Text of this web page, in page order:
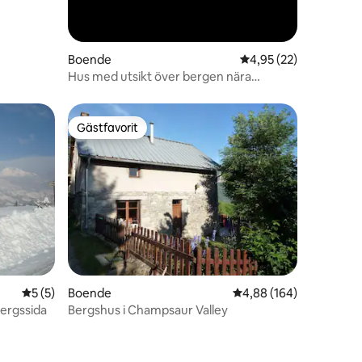
Boende 4,95 av 5 i
4,95 (22)
Hus med utsikt över bergen nära
5 av 5 i genomsnittligt betyg, 5 omdömen
5 (5)
Gästfavorit
Gästfavorit
Boende 4,88 av 5 i
4,88 (164)
Bergshus i Champsaur Valley